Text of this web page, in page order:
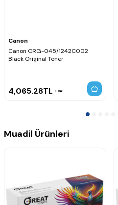
Canon i-SENSYS MF-631Cn
Canon i-SENSYS MF-633Cdw
Canon i-SENSYS MF-635Cx
Canon i-SENSYS LBP-611Cn
Canon
Canon CRG-045/1242C002
Black Original Toner
4,065.28TL VAT
Muadil Ürünleri